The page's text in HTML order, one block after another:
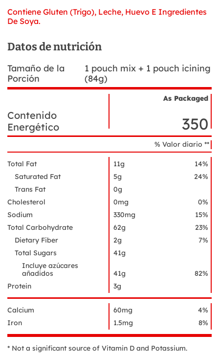
Contiene Gluten (Trigo), Leche, Huevo E Ingredientes
De Soya.
Datos de nutrición
Tamaño de la
Porción
1 pouch mix + 1 pouch icining
(84g)
Datos
de
nutrición
As Packaged
Contenido
Energético
350
% Valor diario **
Total Fat 11g
14%
Saturated Fat
5g
24%
Trans Fat
0g
Cholesterol
0mg
0%
Sodium
330mg
15%
Total Carbohydrate
62g
23%
Dietary Fiber
2g
7%
Total Sugars
41g
Incluye azúcares
añadidos
41g
82%
Protein
3g
Calcium 60mg
4%
Iron
1.5mg 8%
* Not a significant source of Vitamin D and Potassium.